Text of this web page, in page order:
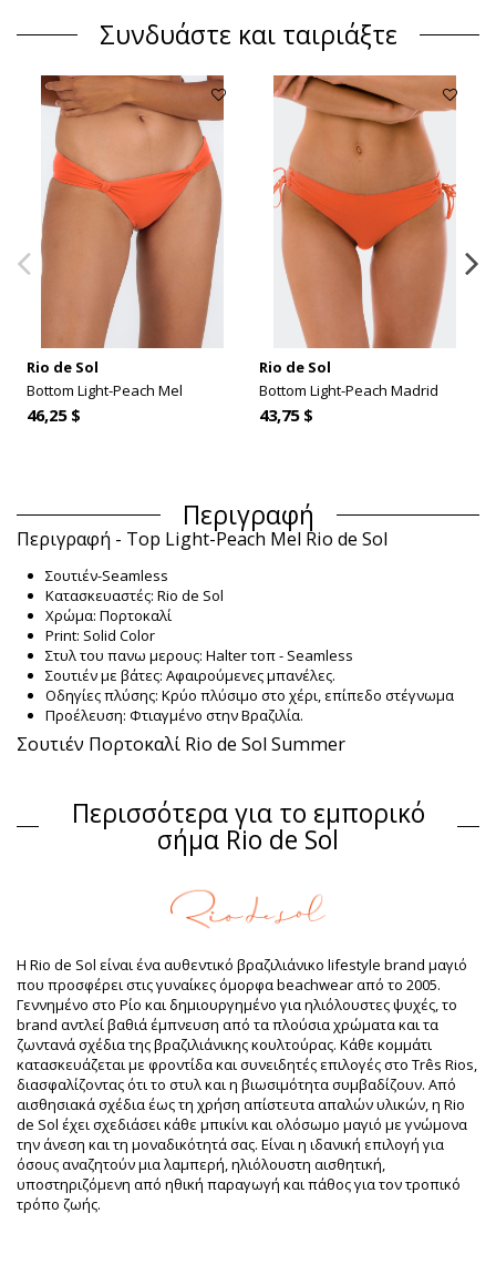
Συνδυάστε και ταιριάξτε
Rio de Sol
Bottom Light-Peach Mel
46,25 $
Rio de Sol
Bottom Light-Peach Madrid
43,75 $
Περιγραφή
Περιγραφή - Top Light-Peach Mel Rio de Sol
Σουτιέν-Seamless
Κατασκευαστές: Rio de Sol
Χρώμα: Πορτοκαλί
Print: Solid Color
Στυλ του πανω μερους: Halter τοπ - Seamless
Σουτιέν με βάτες: Αφαιρούμενες μπανέλες.
Οδηγίες πλύσης: Κρύο πλύσιμο στο χέρι, επίπεδο στέγνωμα
Προέλευση: Φτιαγμένο στην Βραζιλία.
Σουτιέν Πορτοκαλί Rio de Sol Summer
Σύνθεση: 84% Biodegradable Nylon (AMNI SOUL ECO), 16%
Spandex (LYCRA) - OEKO-TEX - Chlorine Resistant
Επένδυση: 84% Biodegradable Nylon (AMNI SOUL ECO), 16%
UV Protection: UPF 50+
Πληροφορίες προϊόντος
Η συσκευασία περιλαμβάνει: 1 x Σουτιέν (Δεν
περιλαμβάνονται άλλα αξεσουάρ)
HS CODE: 6112.41.0010
SKU: 1981117967
EAN: XS (7899810236470), S (7899810236487), M (7899810236494),
L (7899810236500), XL (7899810236517)
Βάρος: 55g / 0.12lb / 1.94oz
Βελτιωμένες ψηφιακά φωτογραφίες
Οδηγίες πλυσίματος &
φροντίδας
Οδηγίες φροντίδας για: Rio de Sol Top Light-Peach Mel
Περισσότερα για το εμπορικό
σήμα Rio de Sol
Η Rio de Sol είναι ένα αυθεντικό βραζιλιάνικο lifestyle brand μαγιό
που προσφέρει στις γυναίκες όμορφα beachwear από το 2005.
Γεννημένο στο Ρίο και δημιουργημένο για ηλιόλουστες ψυχές, το
brand αντλεί βαθιά έμπνευση από τα πλούσια χρώματα και τα
ζωντανά σχέδια της βραζιλιάνικης κουλτούρας. Κάθε κομμάτι
κατασκευάζεται με φροντίδα και συνειδητές επιλογές στο Três Rios,
διασφαλίζοντας ότι το στυλ και η βιωσιμότητα συμβαδίζουν. Από
αισθησιακά σχέδια έως τη χρήση απίστευτα απαλών υλικών, η Rio
de Sol έχει σχεδιάσει κάθε μπικίνι και ολόσωμο μαγιό με γνώμονα
την άνεση και τη μοναδικότητά σας. Είναι η ιδανική επιλογή για
όσους αναζητούν μια λαμπερή, ηλιόλουστη αισθητική,
υποστηριζόμενη από ηθική παραγωγή και πάθος για τον τροπικό
τρόπο ζωής.